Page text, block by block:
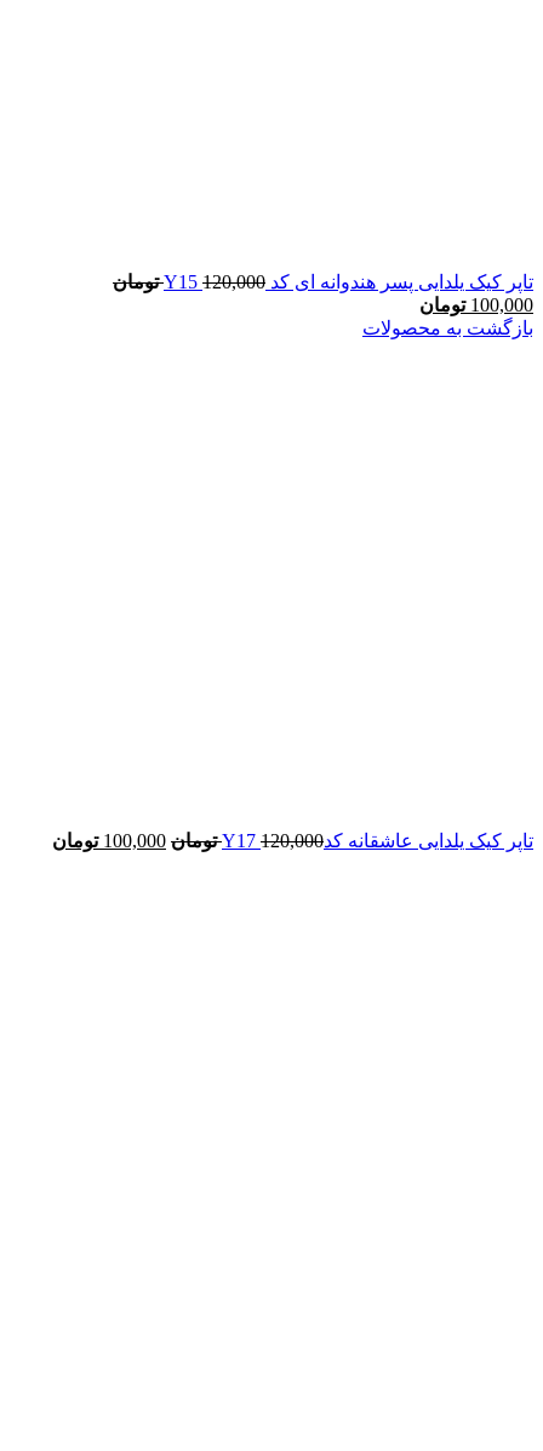
تاپر کیک یلدایی پسر هندوانه ای کد Y15 120,000
تومان
100,000 تومان
بازگشت به محصولات
تاپر کیک یلدایی عاشقانه کدY17120,000 تومان 100,000 تومان